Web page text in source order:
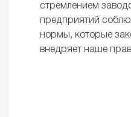
стремлением
предприятий
нормы, которые
внедряет наше